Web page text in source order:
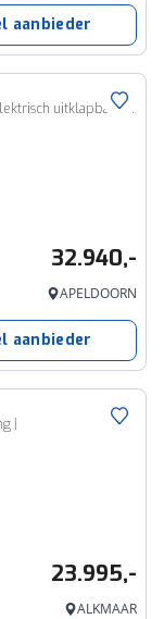
aanbieder
E-PACE 1.5 P300e AWD R-Dynamic S | Trekhaak elektrisch uitklapbaar | Elektrisch verstelb. bestuurdersstoel met geheugen |
32.940,-
APELDOORN
aanbieder
|
23.995,-
ALKMAAR